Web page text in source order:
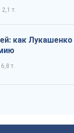
2,1 т.
как Лукашенко
т.